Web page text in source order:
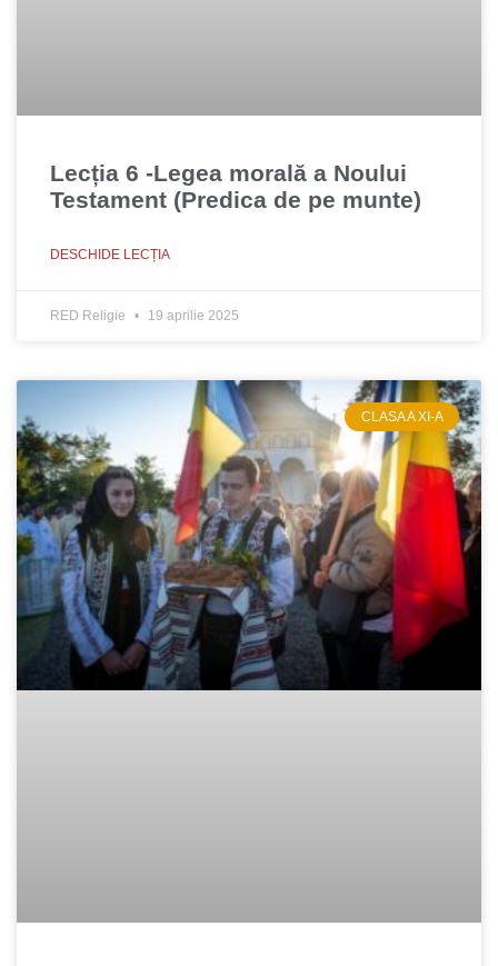
Lecția 6 -Legea morală a Noului
Testament (Predica de pe munte)
DESCHIDE LECȚIA
RED Religie 19 aprilie 2025
CLASA A XI-A